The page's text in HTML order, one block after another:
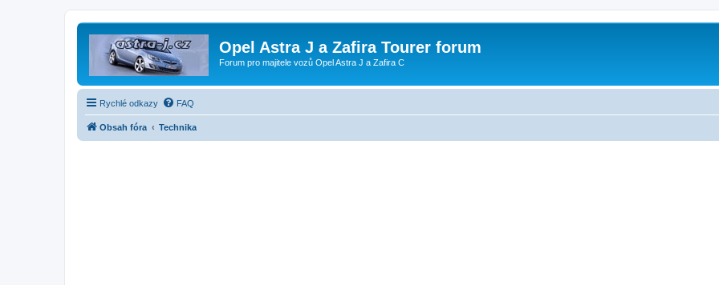
Opel Astra J a Zafira Tourer forum
Forum pro majitele vozů Opel Astra J a Zafira C
Rychlé odkazy FAQ
Obsah fóra Technika